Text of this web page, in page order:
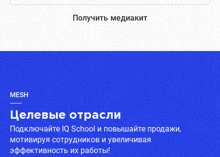
Получить медиакит
MESH
Целевые отрасли
Подключайте IQ School и повышайте продажи,
мотивируя сотрудников и увеличивая
эффективность их работы!